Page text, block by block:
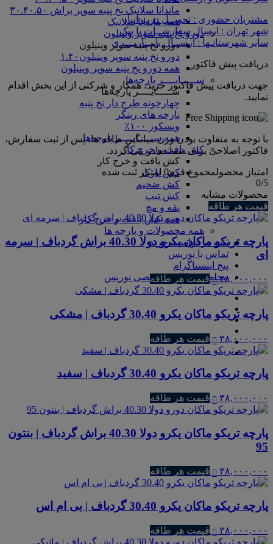
ماندانا سلانیک نخ پنبه سوپر براش ۳۰.۴۰.۵۰
همه ماندانا سلانیک
دورو نخ پنبه سوپر وینیلون
دورو نخ پنبه سوپر وینیلون
دورو نخ پنبه سوپر وینیلون۱.۴۰
همه دورو نخ پنبه سوپر وینیلون
ســـــایــــر پارچه‌ها
ســـــایــــر پارچه‌ها
چهارخونه طرح دار نخ پنبه
پارچه های رینگر
ویسکوز ۱۰۰٪
همه ســـــایــــر پارچه‌ها
کش بافت و خرج کار
کش بافت و خرج کار
کش نازک
کش ضخیم
کش تیپ
یقه و مچ
همه کش بافت و خرج کار
همه محصولات و پارچه ها
ثبت درخواست خرید
تماس با نوریس
پیج اینستاگرام
مجله و مطالب تخصصی نوریس
مشتریان حضوری : تحویــل درب انبار
شهر تهران : ارسال سفارشــات با پیک
سایر شهرستانـها : ارســال با بــاربـــری
دریافت پیش فاکتور
جهت دریافت پیش فاکتور خرید، همکار و شرکتی از این بخش اقدام
نمایید.
با توجه به متفاوت بودن وزن میانگین طاقه ها، پس از ثبت سفارش،
فاکتور اصلاحی برای شما صادر می گردد.
امتیاز محصولمجموع فرم0امتیاز ثبت شده
0/5
محصولات مشابه
قیمت هر طاقه
پارچه تریکو ماکان یکرو دولا 40.30 براش گردباف | سرمه
ای
۳۸,۰۰۰,۰۰۰ قیمت هر طاقه
پارچه تریکو ماکان یکرو 30.40 گردباف | مشکی
۳۸,۰۰۰,۰۰۰ قیمت هر طاقه
پارچه تریکو ماکان یکرو 30.40 گردباف | سفید
۳۸,۰۰۰,۰۰۰ قیمت هر طاقه
پارچه تریکو ماکان یکرو دولا 40.30 براش گردباف | بنتون
95
۳۸,۰۰۰,۰۰۰ قیمت هر طاقه
پارچه تریکو ماکان یکرو 30.40 گردباف | بی ام اس
۳۸,۰۰۰,۰۰۰ قیمت هر طاقه